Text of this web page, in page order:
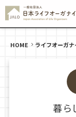
HOME ライフオーガ
暮ら